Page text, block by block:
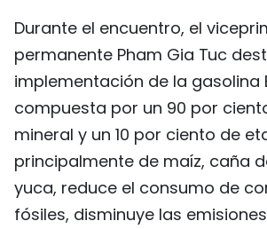
Durante el encuentro, el
permanente Pham Gia Tuc
implementación de la gasolina
compuesta por un 90 por
mineral y un 10 por ciento de
principalmente de maíz, caña
yuca, reduce el consumo de
fósiles, disminuye las emisiones